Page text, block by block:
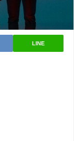
LINE